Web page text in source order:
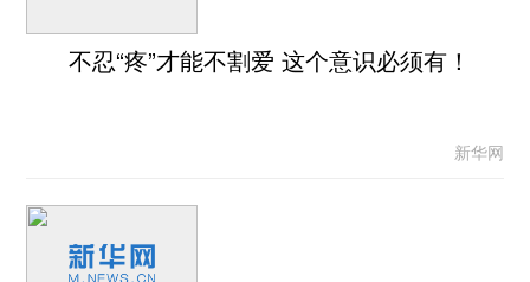
不忍“疼”才能不割爱 这个意识必须有！
新华网